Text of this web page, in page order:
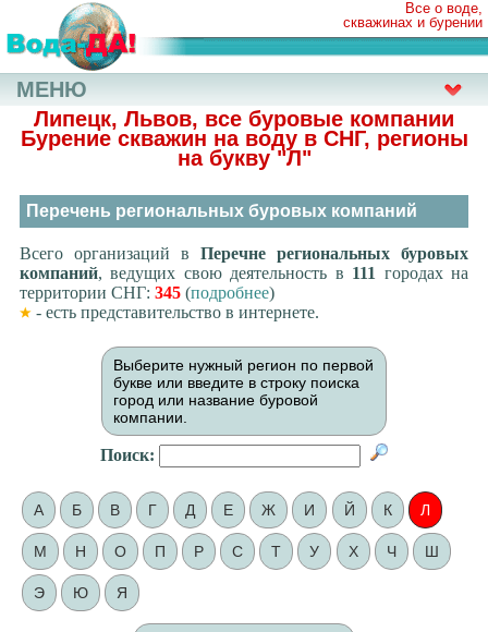
Все о воде,
скважинах и бурении
Липецк, Львов, все буровые компании
Бурение скважин на воду в СНГ, регионы
на букву"Л"
Перечень региональных буровых компаний
Всего организаций вПеречне региональных буровых
компаний, ведущих свою деятельность в 111 городах на
территории СНГ: 345(подробнее)
- есть представительство в интернете.
Выберите нужный регион по первой
букве или введите в строку поиска
город или название буровой
компании.
Поиск:
А Б В Г Д Е Ж И Й К Л
М Н О П Р С Т У Х Ч Ш
Э Ю Я
МЕНЮ